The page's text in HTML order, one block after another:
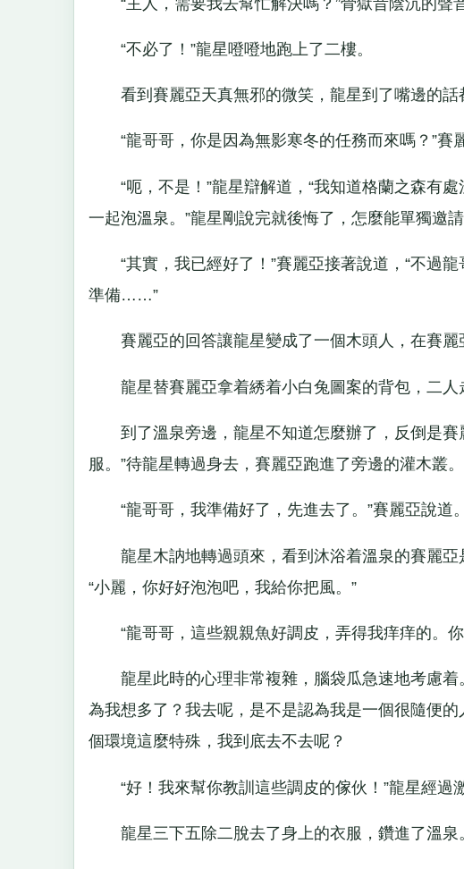
“不必了！”龍星噔噔地跑上了二樓。
看到賽麗亞天真無邪的微笑，龍星到了嘴邊的話
“龍哥哥，你是因為無影寒冬的任務而來嗎？”賽麗
“呃，不是！”龍星辯解道，“我知道格蘭之森有處
一起泡溫泉。”龍星剛說完就後悔了，怎麼能單獨邀
“其實，我已經好了！”賽麗亞接著說道，“不過龍
準備……”
賽麗亞的回答讓龍星變成了一個木頭人，在賽麗
龍星替賽麗亞拿着綉着小白兔圖案的背包，二人
到了溫泉旁邊，龍星不知道怎麼辦了，反倒是賽
服。”待龍星轉過身去，賽麗亞跑進了旁邊的灌木叢。
“龍哥哥，我準備好了，先進去了。”賽麗亞說道。
龍星木訥地轉過頭來，看到沐浴着溫泉的賽麗亞
“小麗，你好好泡泡吧，我給你把風。”
“龍哥哥，這些親親魚好調皮，弄得我痒痒的。你
龍星此時的心理非常複雜，腦袋瓜急速地考慮着
為我想多了？我去呢，是不是認為我是一個很隨便
個環境這麼特殊，我到底去不去呢？
“好！我來幫你教訓這些調皮的傢伙！”龍星經過
龍星三下五除二脫去了身上的衣服，鑽進了溫泉